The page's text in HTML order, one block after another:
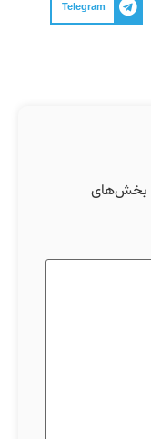
Telegram
بخش‌های